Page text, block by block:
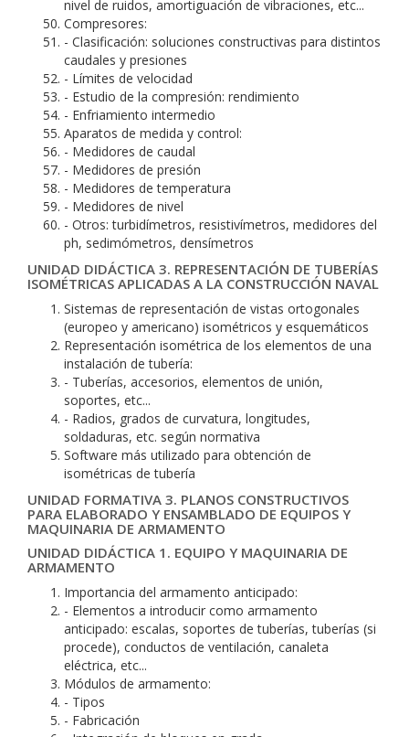
nivel de ruidos, amortiguación de vibraciones, etc...
Compresores:
- Clasificación: soluciones constructivas para distintos
caudales y presiones
- Límites de velocidad
- Estudio de la compresión: rendimiento
- Enfriamiento intermedio
Aparatos de medida y control:
- Medidores de caudal
- Medidores de presión
- Medidores de temperatura
- Medidores de nivel
- Otros: turbidímetros, resistivímetros, medidores del
ph, sedimómetros, densímetros
UNIDAD DIDÁCTICA 3. REPRESENTACIÓN DE TUBERÍAS
ISOMÉTRICAS APLICADAS A LA CONSTRUCCIÓN NAVAL
Sistemas de representación de vistas ortogonales
(europeo y americano) isométricos y esquemáticos
Representación isométrica de los elementos de una
instalación de tubería:
- Tuberías, accesorios, elementos de unión,
soportes, etc...
- Radios, grados de curvatura, longitudes,
soldaduras, etc. según normativa
Software más utilizado para obtención de
isométricas de tubería
UNIDAD FORMATIVA 3. PLANOS CONSTRUCTIVOS
PARA ELABORADO Y ENSAMBLADO DE EQUIPOS Y
MAQUINARIA DE ARMAMENTO
UNIDAD DIDÁCTICA 1. EQUIPO Y MAQUINARIA DE
ARMAMENTO
Importancia del armamento anticipado:
- Elementos a introducir como armamento
anticipado: escalas, soportes de tuberías, tuberías (si
procede), conductos de ventilación, canaleta
eléctrica, etc...
Módulos de armamento:
- Tipos
- Fabricación